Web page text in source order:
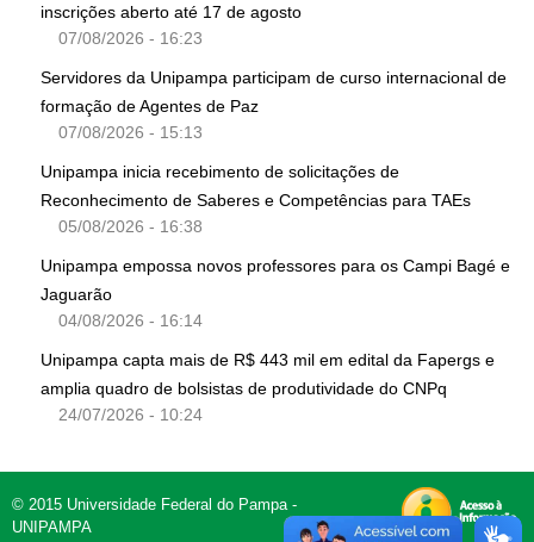
inscrições aberto até 17 de agosto
07/08/2026 - 16:23
Servidores da Unipampa participam de curso internacional de
formação de Agentes de Paz
07/08/2026 - 15:13
Unipampa inicia recebimento de solicitações de
Reconhecimento de Saberes e Competências para TAEs
05/08/2026 - 16:38
Unipampa empossa novos professores para os Campi Bagé e
Jaguarão
04/08/2026 - 16:14
Unipampa capta mais de R$ 443 mil em edital da Fapergs e
amplia quadro de bolsistas de produtividade do CNPq
24/07/2026 - 10:24
© 2015 Universidade Federal do Pampa -
UNIPAMPA